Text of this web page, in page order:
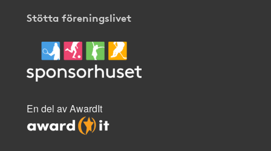
Stötta föreningslivet
En del av AwardIt